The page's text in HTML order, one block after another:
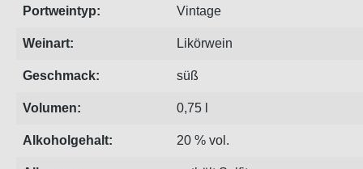
Portweintyp: Vintage
Weinart: Likörwein
Geschmack: süß
Volumen: 0,75 l
Alkoholgehalt: 20 % vol.